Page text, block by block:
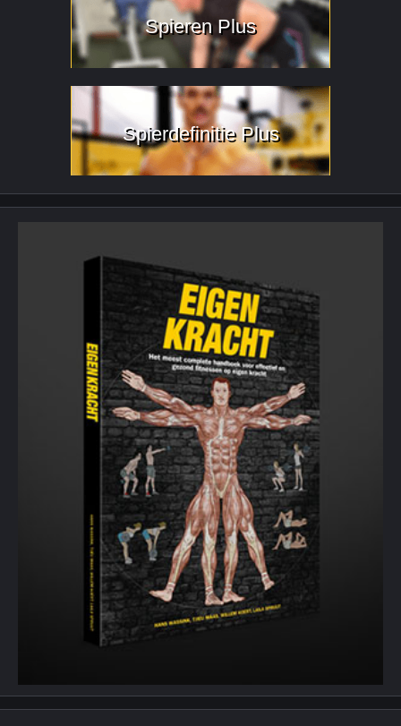
Spieren Plus
Spierdefinitie Plus